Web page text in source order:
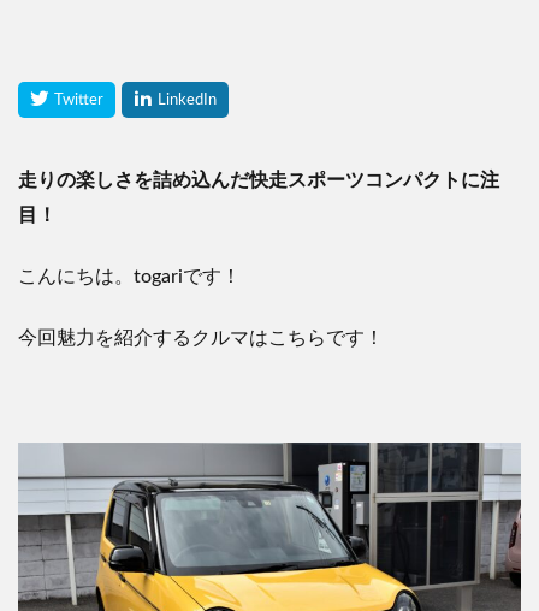
走りの楽しさを詰め込んだ快走スポーツコンパクトに注
目！
こんにちは。 togariです！
今回魅力を紹介するクルマはこちらです！